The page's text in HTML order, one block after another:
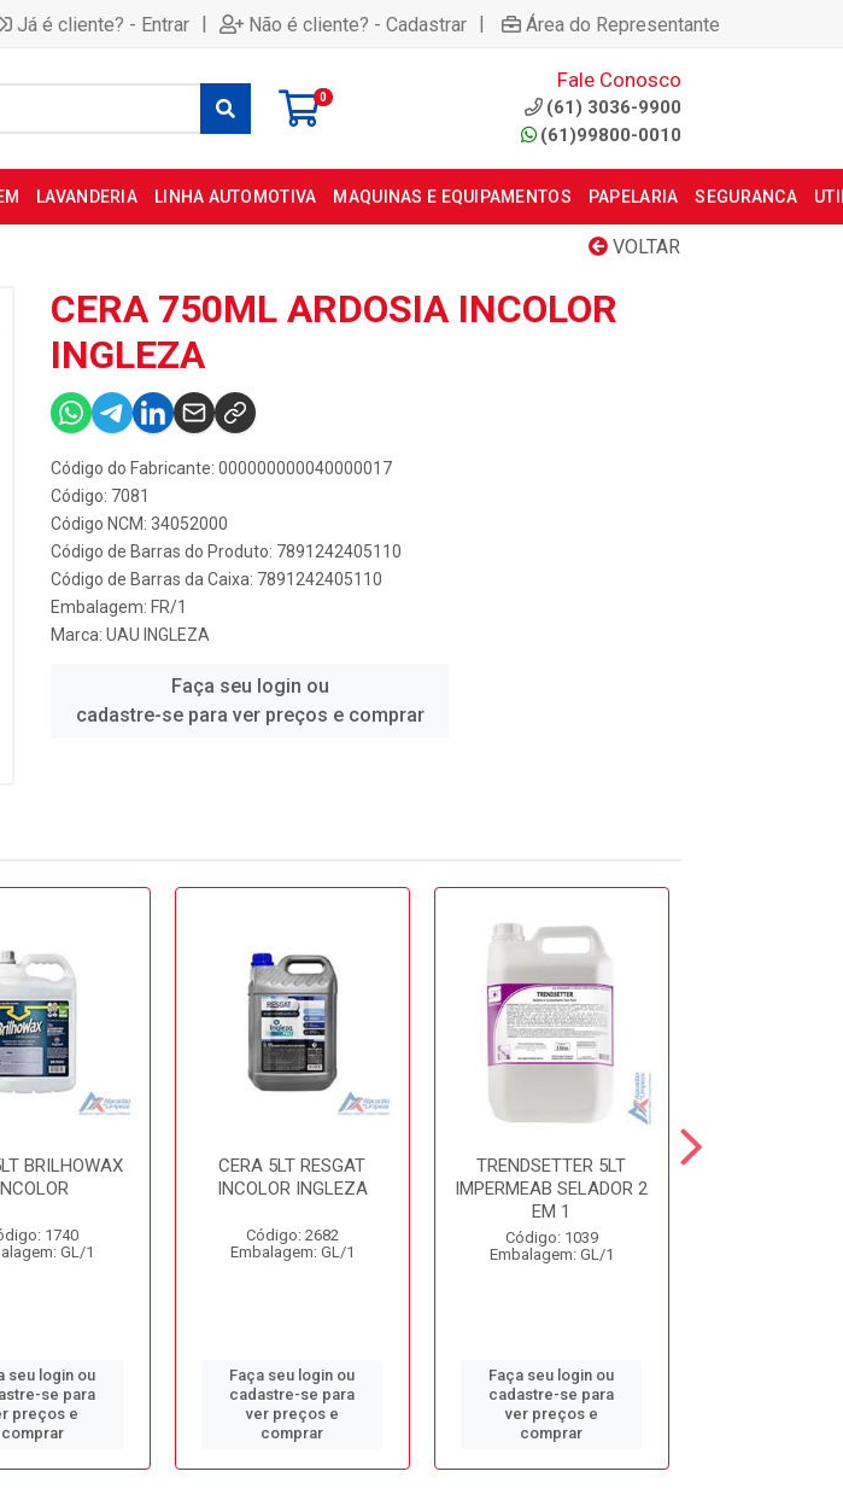
Já é cliente? - Entrar | Não é cliente? - Cadastrar | Área do Representante
0
Fale Conosco
(61) 3036-9900
(61)99800-0010
LAVANDERIA LINHA AUTOMOTIVA MAQUINAS E EQUIPAMENTOS PAPELARIA SEGURANCA
VOLTAR
CERA 750ML ARDOSIA INCOLOR
INGLEZA
Código do Fabricante: 000000000040000017
Código: 7081
Código NCM: 34052000
Código de Barras do Produto: 7891242405110
Código de Barras da Caixa: 7891242405110
Embalagem: FR/1
Marca: UAU INGLEZA
Faça seu login ou
cadastre-se para ver preços e comprar
BRILHOWAX
1740
GL/1
seu login ou
se para
preços e
comprar
CERA 5LT RESGAT
INCOLOR INGLEZA
Código: 2682
Embalagem: GL/1
Faça seu login ou
cadastre-se para
ver preços e
comprar
TRENDSETTER 5LT
IMPERMEAB SELADOR 2
EM 1
Código: 1039
Embalagem: GL/1
Faça seu login ou
cadastre-se para
ver preços e
comprar